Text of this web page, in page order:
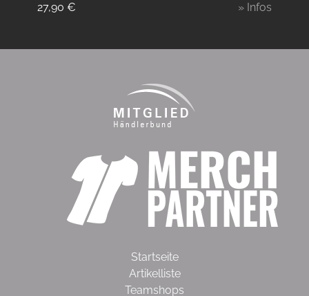
27,90 € » Infos
Startseite
Artikelliste
Teamshops